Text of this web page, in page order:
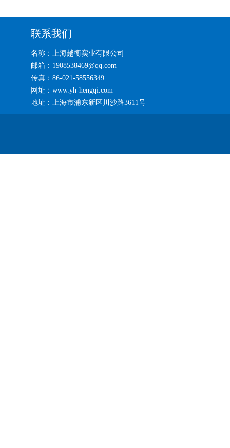
联系我们
名称：上海越衡实业有限公司
邮箱：1908538469@qq.com
传真：86-021-58556349
网址：www.yh-hengqi.com
地址：上海市浦东新区川沙路3611号